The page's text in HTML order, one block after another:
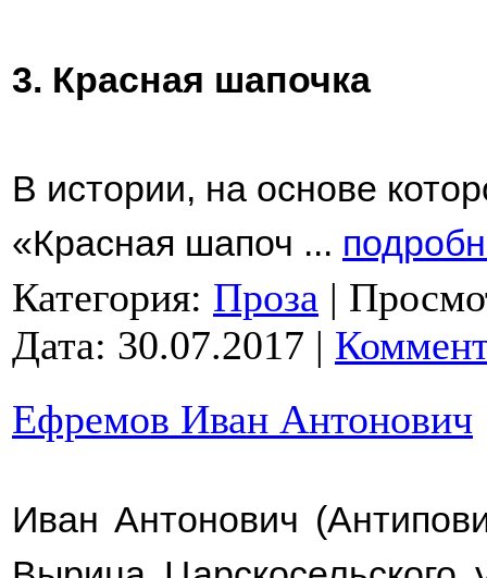
3. Красная шапочка
В истории, на основе
«Красная шапоч ...
Категория: Проза |
Дата: 30.07.2017 |
Ефремов Иван Антонович
Иван Антонович